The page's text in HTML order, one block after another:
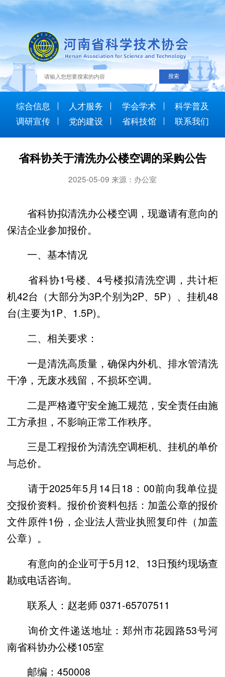
综合信息 人才服务 学会学术
科学普及
调研宣传
党的建设 省科技馆 联系我们
省科协关于清洗办公楼空调的采购公告
2025-05-09 来源：办公室
省科协拟清洗办公楼空调，现邀请有意向的
保洁企业参加报价。
一、基本情况
省科协1号楼、4号楼拟清洗空调，共计柜
机42台（大部分为3P,个别为2P、5P）、挂机48
台(主要为1P、1.5P)。
二、相关要求：
一是清洗高质量，确保内外机、排水管清洗
干净，无废水残留，不损坏空调。
二是严格遵守安全施工规范，安全责任由施
工方承担，不影响正常工作秩序。
三是工程报价为清洗空调柜机、挂机的单价
与总价。
请于2025年5月14日18：00前向我单位提
交报价资料。报价价资料包括：加盖公章的报价
文件原件1份，企业法人营业执照复印件（加盖
公章）。
有意向的企业可于5月12、13日预约现场查
勘或电话咨询。
联系人：赵老师 0371-65707511
询价文件递送地址：郑州市花园路53号河
南省科协办公楼105室
邮编：450008